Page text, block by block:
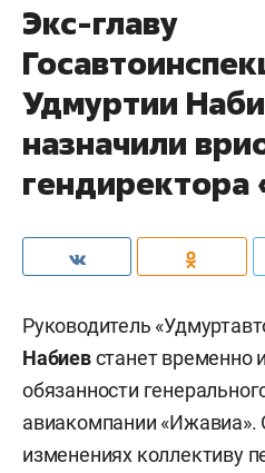
Экс-главу
Удмуртии
назначили
гендиректора
Руководитель
Набиевстанет временно
обязанности
авиакомпании «Ижавиа».
изменениях коллективу